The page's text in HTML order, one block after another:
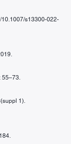
10.1007/s13300-022-
55–73.
1).